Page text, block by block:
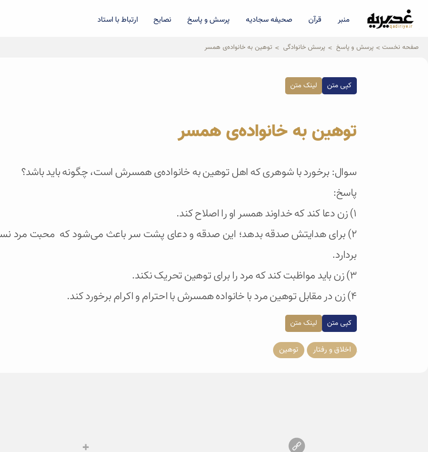
qadiriye.ir
نشریه ی غدیریه-بیانات استاد
منبر قرآن صحیفه سجادیه پرسش و پاسخ نصایح ارتباط با استاد
صفحه نخست پرسش و پاسخ پرسش خانوادگی توهین به خانواده‌ی همسر
کپی متن لینک متن
توهین به خانواده‌ی همسر
سوال: برخورد با شوهری که اهل توهین به خانواده‌ی همسرش است، چگونه باید باشد؟
پاسخ:
1) زن دعا کند که خداوند همسر او را اصلاح کند.
2) برای هدایتش صدقه بدهد؛ این صدقه و دعای پشت سر باعث می‌شود که محبت مرد
بردارد.
3) زن باید مواظبت کند که مرد را برای توهین تحریک نکند.
4) زن در مقابل توهین مرد با خانواده همسرش با احترام و اکرام برخورد کند.
کپی متن لینک متن
اخلاق و رفتار توهین